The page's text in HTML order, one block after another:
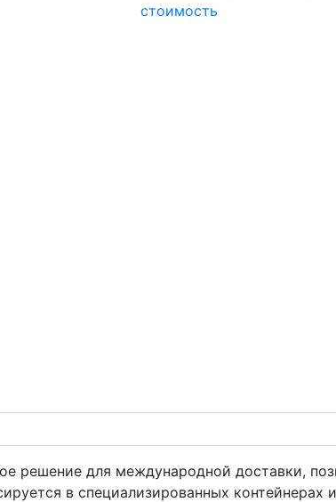
стоимость
решение для международной доставки,
в специализированных контейнерах